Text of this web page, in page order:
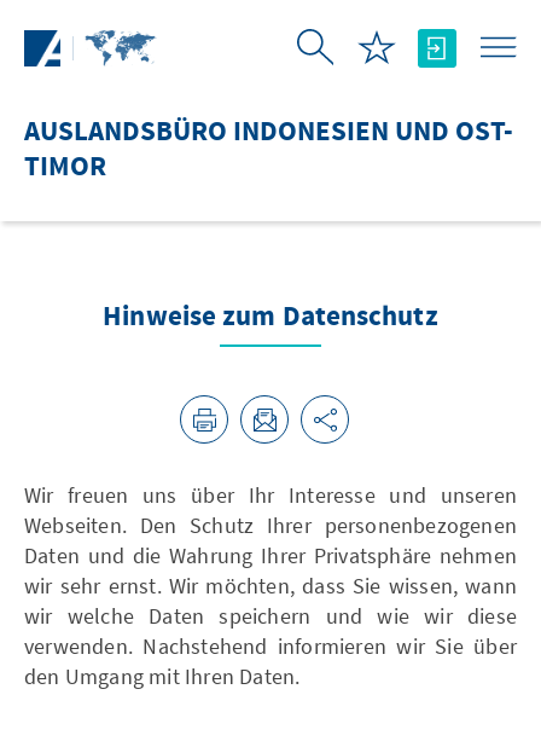
AUSLANDSBÜRO INDONESIEN UND OST-
TIMOR
Hinweise zum Datenschutz
Wir freuen uns über Ihr Interesse und unseren
Webseiten. Den Schutz Ihrer personenbezogenen
Daten und die Wahrung Ihrer Privatsphäre nehmen
wir sehr ernst. Wir möchten, dass Sie wissen, wann
wir welche Daten speichern und wie wir diese
verwenden. Nachstehend informieren wir Sie über
den Umgang mit Ihren Daten.